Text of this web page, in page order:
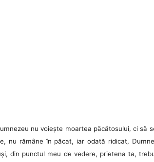
nu voiește moartea păcătosului, ci să
nu rămâne în păcat, iar odată ridicat,
din punctul meu de vedere, prietena ta,